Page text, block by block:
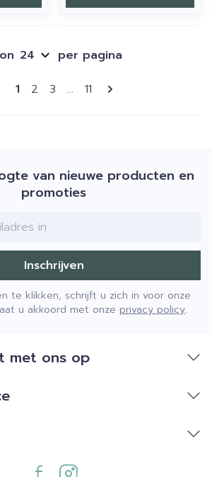
Pagina's
U lees momenteel pagina
1 Pagina
2 Pagina
3 ... Pagina
11
per pagina
van nieuwe producten en
promoties
Inschrijven
te klikken, schrijft u zich in voor onze
u akkoord met onze privacy policy.
met ons op